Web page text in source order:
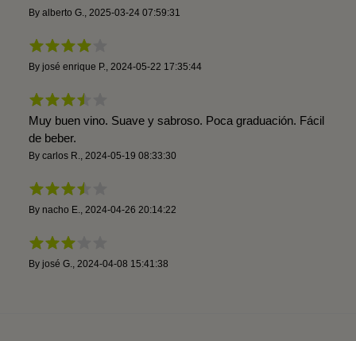
By alberto G. 2025-03-24 07:59:31
By josé enrique P. 2024-05-22 17:35:44
Muy buen vino. Suave y sabroso. Poca graduación. Fácil
de beber.
By carlos R. 2024-05-19 08:33:30
By nacho E. 2024-04-26 20:14:22
By josé G. 2024-04-08 15:41:38